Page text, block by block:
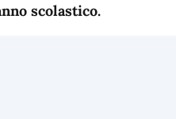
scolastico.